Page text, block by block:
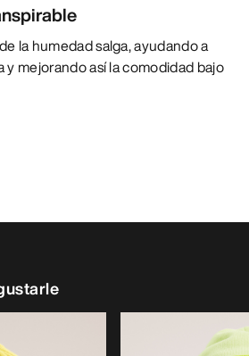
la humedad salga, ayudando a
mejorando así la comodidad bajo